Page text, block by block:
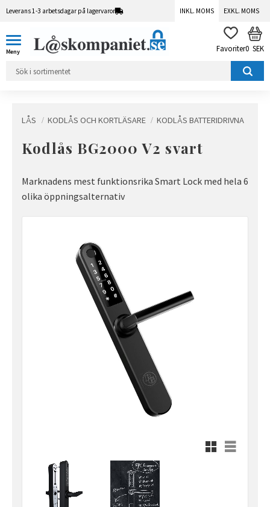
Leverans 1-3 arbetsdagar på lagervaror INKL. MOMS EXKL. MOMS
FAVORITER
0 SEK
LÅS KODLÅS OCH KORTLÄSARE KODLÅS BATTERIDRIVNA
Kodlås BG2000 V2 svart
Marknadens mest funktionsrika Smart Lock med hela 6
olika öppningsalternativ
Rutnätsvy
Listvy